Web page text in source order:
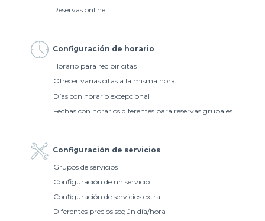
Reservas online
Configuración de horario
Horario para recibir citas
Ofrecer varias citas a la misma hora
Días con horario excepcional
Fechas con horarios diferentes para reservas grupales
Configuración de servicios
Grupos de servicios
Configuración de un servicio
Configuración de servicios extra
Diferentes precios según día/hora